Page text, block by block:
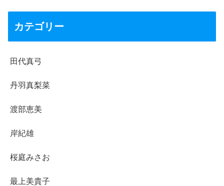
カテゴリー
田代真弓
丹羽真梨菜
渡部恵美
岸紀雄
桜庭みさお
最上美貴子